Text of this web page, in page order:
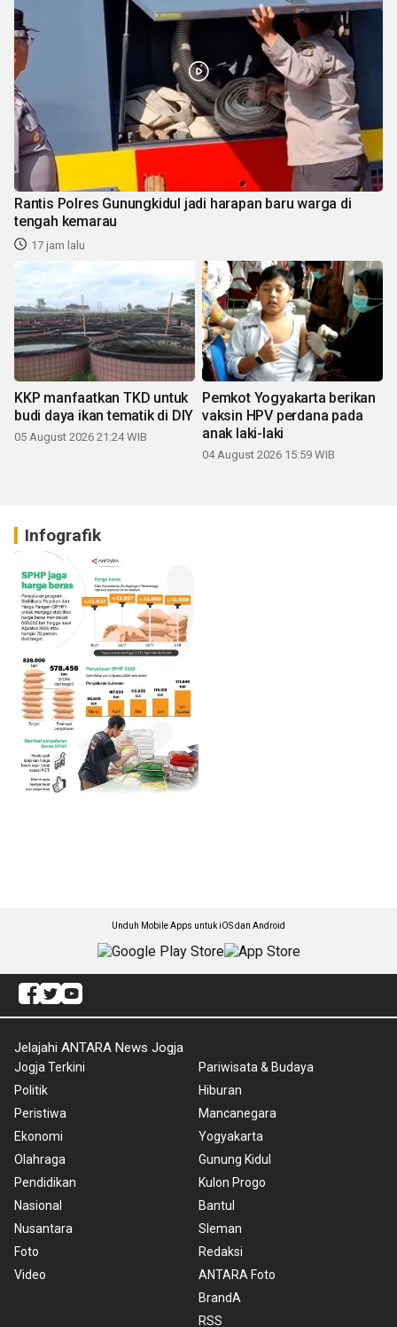
Rantis Polres Gunungkidul jadi harapan baru warga di
tengah kemarau
17 jam lalu
KKP manfaatkan TKD untuk
budi daya ikan tematik di DIY
05 August 2026 21:24 WIB
Pemkot Yogyakarta berikan
vaksin HPV perdana pada
anak laki-laki
04 August 2026 15:59 WIB
Infografik
Unduh Mobile Apps untuk iOS dan Android
Jelajahi ANTARA News Jogja
Jogja Terkini
Politik
Peristiwa
Ekonomi
Olahraga
Pendidikan
Nasional
Nusantara
Foto
Video
Pariwisata & Budaya
Hiburan
Mancanegara
Yogyakarta
Gunung Kidul
Kulon Progo
Bantul
Sleman
Redaksi
ANTARA Foto
BrandA
RSS